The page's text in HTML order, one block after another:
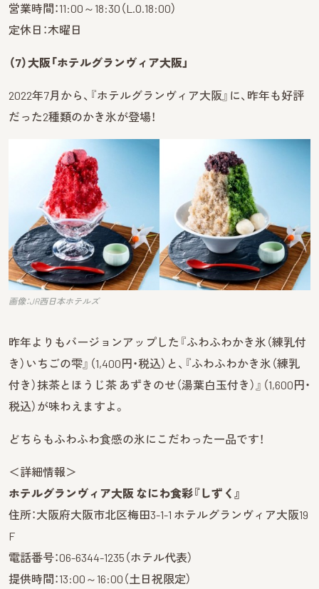
営業時間：11:00～18:30（L.O.18:00）
定休日：木曜日
（7）大阪「ホテルグランヴィア大阪」
2022年7月から、『ホテルグランヴィア大阪』に、昨年も好評
だった2種類のかき氷が登場！
画像：JR西日本ホテルズ
昨年よりもバージョンアップした『ふわふわかき氷（練乳付
き）いちごの雫』（1,400円・税込）と、『ふわふわかき氷（練乳
付き）抹茶とほうじ茶 あずきのせ（湯葉白玉付き）』（1,600円・
税込）が味わえますよ。
どちらもふわふわ食感の氷にこだわった一品です！
＜詳細情報＞
ホテルグランヴィア大阪 なにわ食彩『しずく』
住所：大阪府大阪市北区梅田3-1-1 ホテルグランヴィア大阪19
F
電話番号：06-6344-1235（ホテル代表）
提供時間：13:00～16:00（土日祝限定）